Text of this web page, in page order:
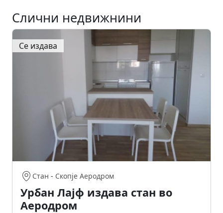
Слични недвижнини
Се издава
Стан - Скопје Аеродром
Урбан Лајф издава стан во
Аеродром